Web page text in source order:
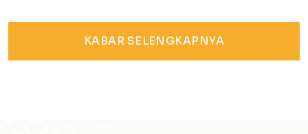
KABAR SELENGKAPNYA